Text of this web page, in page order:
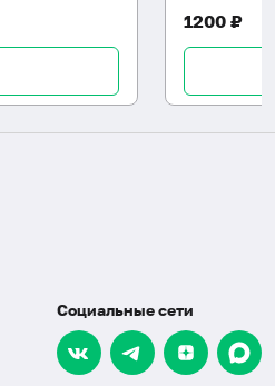
1200 ₽
Социальные сети